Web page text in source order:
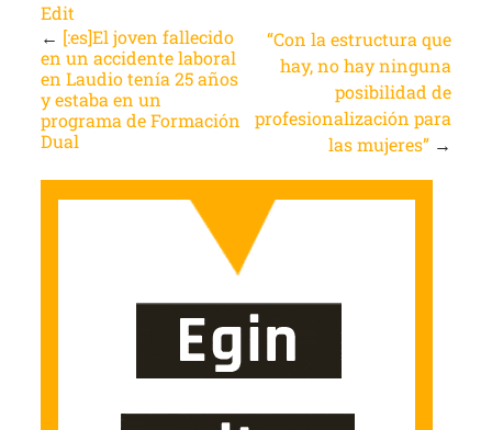
Edit
← [:es]El joven fallecido
en un accidente laboral
en Laudio tenía 25 años
y estaba en un
programa de Formación
Dual
“Con la estructura que
hay, no hay ninguna
posibilidad de
profesionalización para
las mujeres” →